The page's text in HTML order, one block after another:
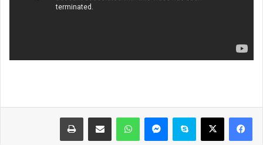
فيسبوك سكايب واتساب